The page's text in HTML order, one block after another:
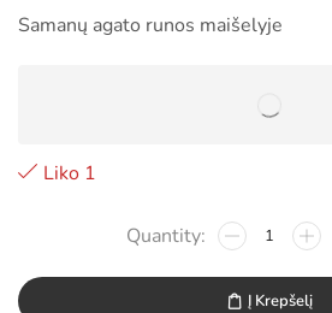
Samanų agato runos maišelyje
Liko 1
Į Krepšelį